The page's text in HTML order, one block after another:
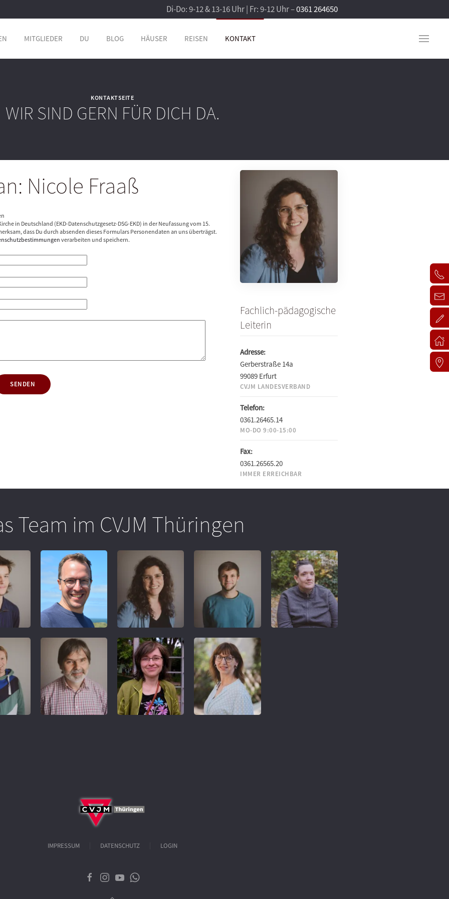
Di-Do: 9-12 & 13-16 Uhr | Fr: 9-12 Uhr –0361 264650
MITGLIEDER DU BLOG HÄUSER REISEN KONTAKT
KONTAKTSEITE
WIR SIND GERN FÜR DICH DA.
Nicole Fraaß
in Deutschland (EKD-Datenschutzgesetz-DSG-EKD) in der Neufassung vom 15.
dass Du durch absenden dieses Formulars Personendaten an uns überträgst.
verarbeiten und speichern.
SENDEN
Fachlich-pädagogische
Leiterin
Adresse:
Gerberstraße 14a
99089 Erfurt
CVJM LANDESVERBAND
Telefon:
0361.26465.14
MO-DO 9:00-15:00
Fax:
0361.26565.20
IMMER ERREICHBAR
Team im CVJM Thüringen
REFERENT
IMPRESSUM DATENSCHUTZ LOGIN